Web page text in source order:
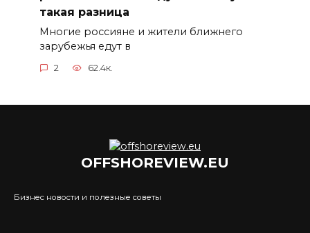
такая разница
Многие россияне и жители ближнего
зарубежья едут в
2 62.4к.
OFFSHOREVIEW.EU
Бизнес новости и полезные советы